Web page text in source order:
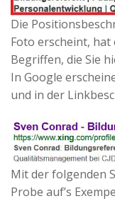
Die
Foto erscheint,
Begriffen, die Sie
In Google
und in der
Mit der folgenden
Probe auf’s